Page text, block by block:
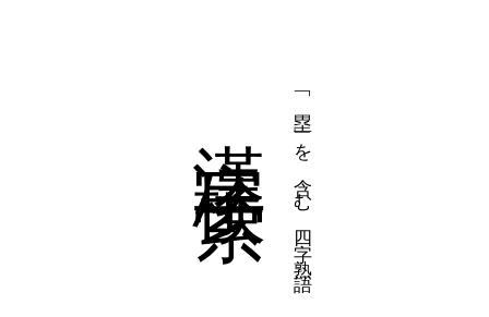
四字熟語
一覧表示 「塁」を含む四字熟語
四字熟語
一覧表示